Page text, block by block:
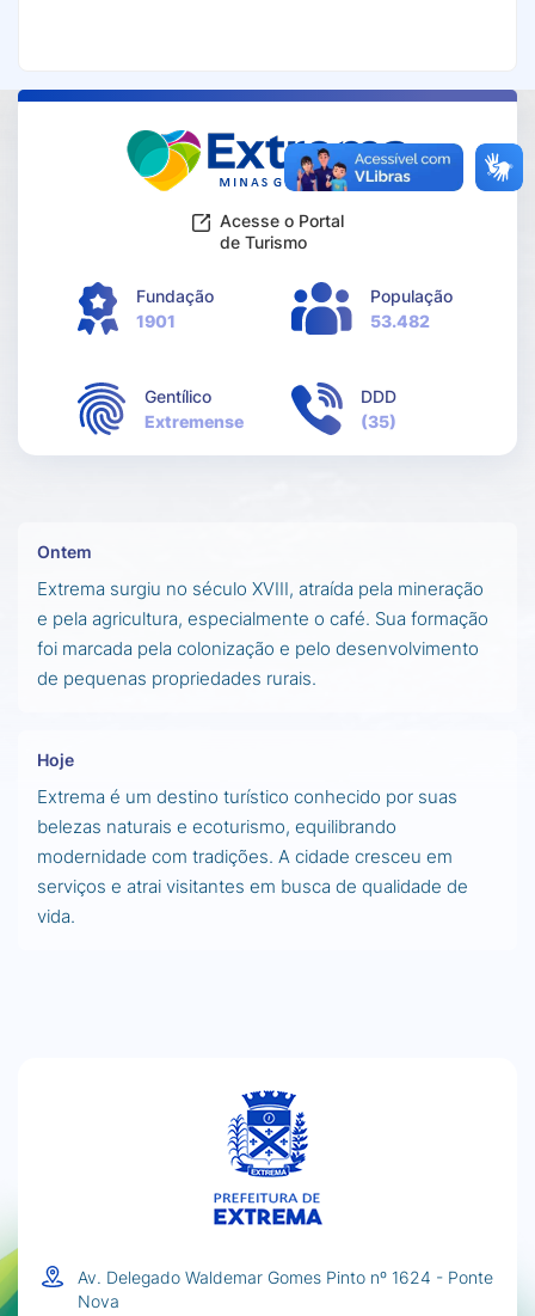
Acesse o Portal
de Turismo
Fundação
1901
População
53.482
Gentílico
Extremense
DDD
(35)
Ontem
Extrema surgiu no século XVIII, atraída pela mineração
e pela agricultura, especialmente o café. Sua formação
foi marcada pela colonização e pelo desenvolvimento
de pequenas propriedades rurais.
Hoje
Extrema é um destino turístico conhecido por suas
belezas naturais e ecoturismo, equilibrando
modernidade com tradições. A cidade cresceu em
serviços e atrai visitantes em busca de qualidade de
vida.
Av. Delegado Waldemar Gomes Pinto nº 1624 - Ponte
Nova